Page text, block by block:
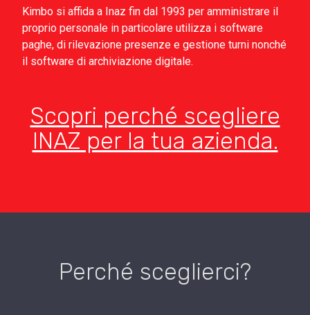
Kimbo si affida a Inaz fin dal 1993 per amministrare il
proprio personale in particolare utilizza i software
paghe, di rilevazione presenze e gestione turni nonché
il software di archiviazione digitale.
Scopri perché scegliere
INAZ per la tua azienda.
Perché sceglierci?